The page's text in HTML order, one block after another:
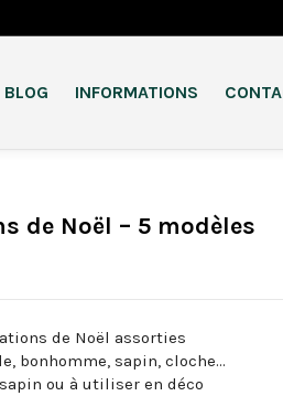
BLOG INFORMATIONS
de Noël – 5 modèles
de Noël assorties
bonhomme, sapin, cloche...
ou à utiliser en déco